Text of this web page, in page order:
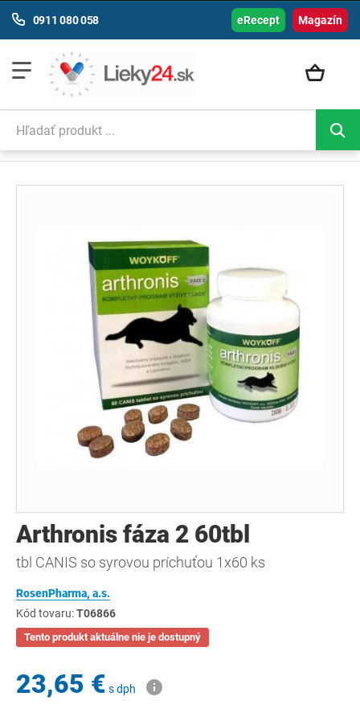
Magazín
0911 080 058 eRecept
Arthronis fáza 2 60tbl
tbl CANIS so syrovou príchuťou 1x60 ks
RosenPharma, a.s.
Kód tovaru:T06866
Tento produkt aktuálne nie je dostupný
23,65 € s dph